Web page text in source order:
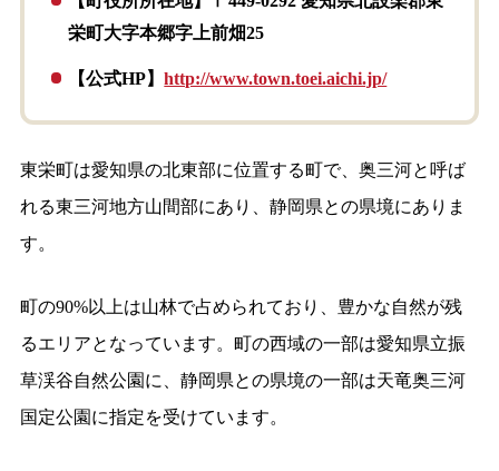
栄町大字本郷字上前畑25
【公式HP】http://www.town.toei.aichi.jp/
東栄町は愛知県の北東部に位置する町で、奥三河と呼ば
れる東三河地方山間部にあり、静岡県との県境にありま
す。
町の90%以上は山林で占められており、豊かな自然が残
るエリアとなっています。町の西域の一部は愛知県立振
草渓谷自然公園に、静岡県との県境の一部は天竜奥三河
国定公園に指定を受けています。